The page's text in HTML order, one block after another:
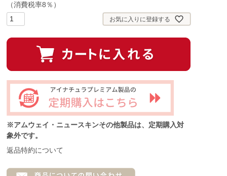
（消費税率8％）
お気に入りに登録する
※アムウェイ・ニュースキンその他製品は、定期購入対
象外です。
返品特約について